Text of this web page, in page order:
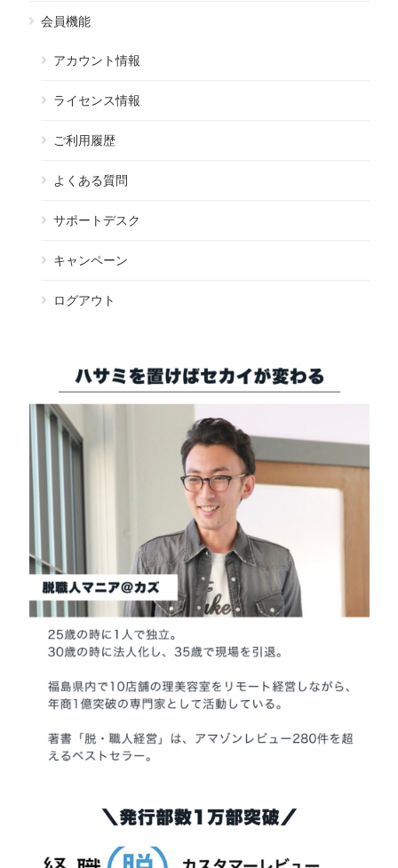
会員機能
アカウント情報
ライセンス情報
ご利用履歴
よくある質問
サポートデスク
キャンペーン
ログアウト